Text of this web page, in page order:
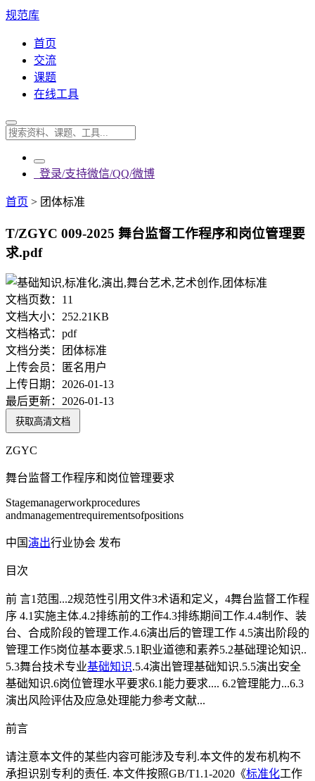
规范库
首页
交流
课题
在线工具
登录/支持微信/QQ/微博
首页 > 团体标准
T/ZGYC 009-2025 舞台监督工作程序和岗位管理要
求.pdf
文档页数： 11
文档大小： 252.21KB
文档格式： pdf
文档分类：
团体标准
上传会员：
匿名用户
上传日期： 2026-01-13
最后更新： 2026-01-13
获取高清文档
ZGYC
舞台监督工作程序和岗位管理要求
Stagemanagerworkprocedures
andmanagementrequirementsofpositions
中国演出行业协会 发布
目次
前 言1范围...2规范性引用文件3术语和定义，4舞台监督工作程
序 4.1实施主体.4.2排练前的工作4.3排练期间工作.4.4制作、装
台、合成阶段的管理工作.4.6演出后的管理工作 4.5演出阶段的
管理工作5岗位基本要求.5.1职业道德和素养5.2基础理论知识..
5.3舞台技术专业基础知识.5.4演出管理基础知识.5.5演出安全
基础知识.6岗位管理水平要求6.1能力要求.... 6.2管理能力...6.3
演出风险评估及应急处理能力参考文献...
前言
请注意本文件的某些内容可能涉及专利.本文件的发布机构不
承担识别专利的责任. 本文件按照GB/T1.1-2020《标准化工作